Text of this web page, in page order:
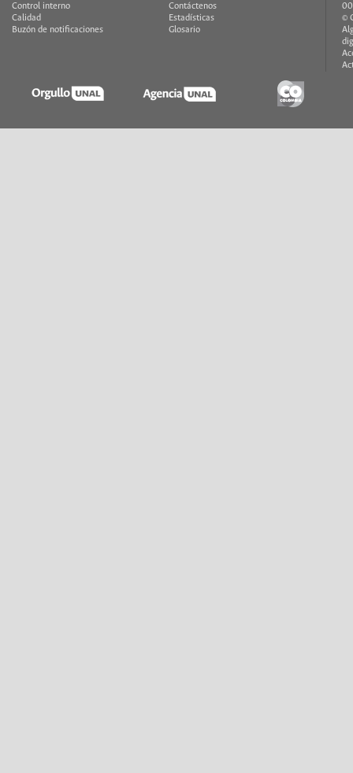
Control interno
Calidad
Buzón de notificaciones
Contáctenos
Estadísticas
Glosario
©